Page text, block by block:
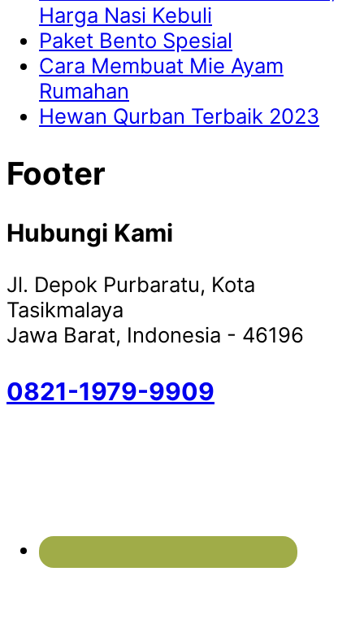
Harga Nasi Kebuli
Paket Bento Spesial
Cara Membuat Mie Ayam
Rumahan
Hewan Qurban Terbaik 2023
Footer
Hubungi Kami
Jl. Depok Purbaratu, Kota
Tasikmalaya
Jawa Barat, Indonesia - 46196
0821-1979-9909